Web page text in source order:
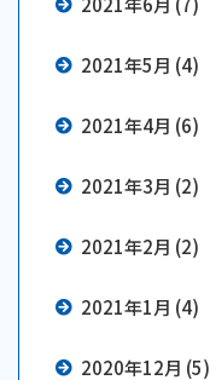
2021年5月 (4)
2021年4月 (6)
2021年3月 (2)
2021年2月 (2)
2021年1月 (4)
2020年12月 (5)